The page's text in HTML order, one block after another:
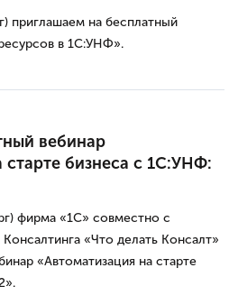
приглашаем на бесплатный
в 1С:УНФ».
вебинар
старте бизнеса с 1С:УНФ:
фирма «‎1С» совместно с
«‎Что делать Консалт»
«‎Автоматизация на старте